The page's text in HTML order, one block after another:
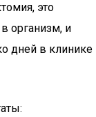
это
организм, и
дней в клинике